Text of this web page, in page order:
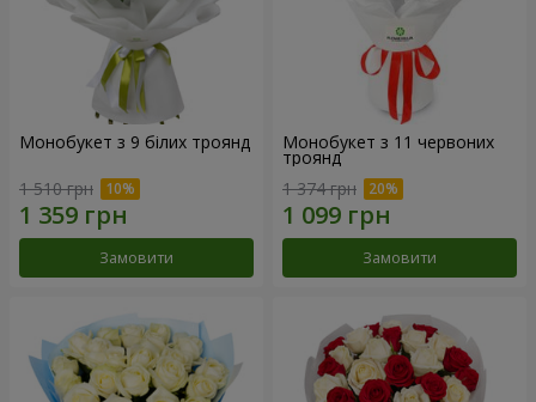
Монобукет з 9 білих троянд
1 510 грн
Замовити
Монобукет з 11 червоних
троянд
1 374 грн
Замовити